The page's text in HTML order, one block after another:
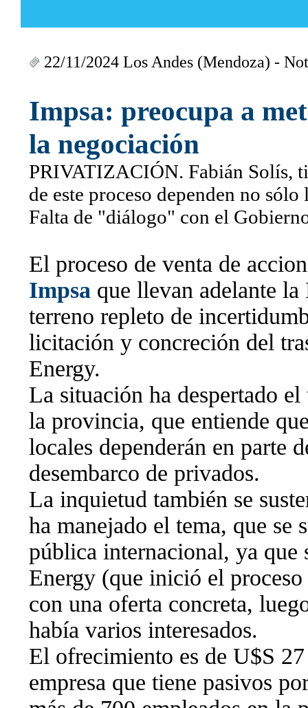
22/11/2024 Los Andes (Mendoza) -
Impsa: preocupa a
la negociación
PRIVATIZACIÓN. Fabián Solís,
de este proceso dependen no
Falta de "diálogo" con el
El proceso de venta de
Impsa que llevan adelante
terreno repleto de
licitación y concreción del
Energy.
La situación ha despertado
la provincia, que entiende
locales dependerán en parte
desembarco de privados.
La inquietud también se
ha manejado el tema, que se
pública internacional, ya que
Energy (que inició el
con una oferta concreta,
había varios interesados.
El ofrecimiento es de U$S
empresa que tiene pasivos